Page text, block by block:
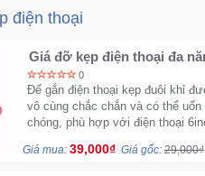
điện thoại
Giá đỡ kẹp điện thoại đa
0
Đế gắn điện thoại kẹp đuôi khỉ
vô cùng chắc chắn và có thể
chóng, phù hợp với điện thoại
Giá mua: 39,000₫ Giá gốc: 29,000₫